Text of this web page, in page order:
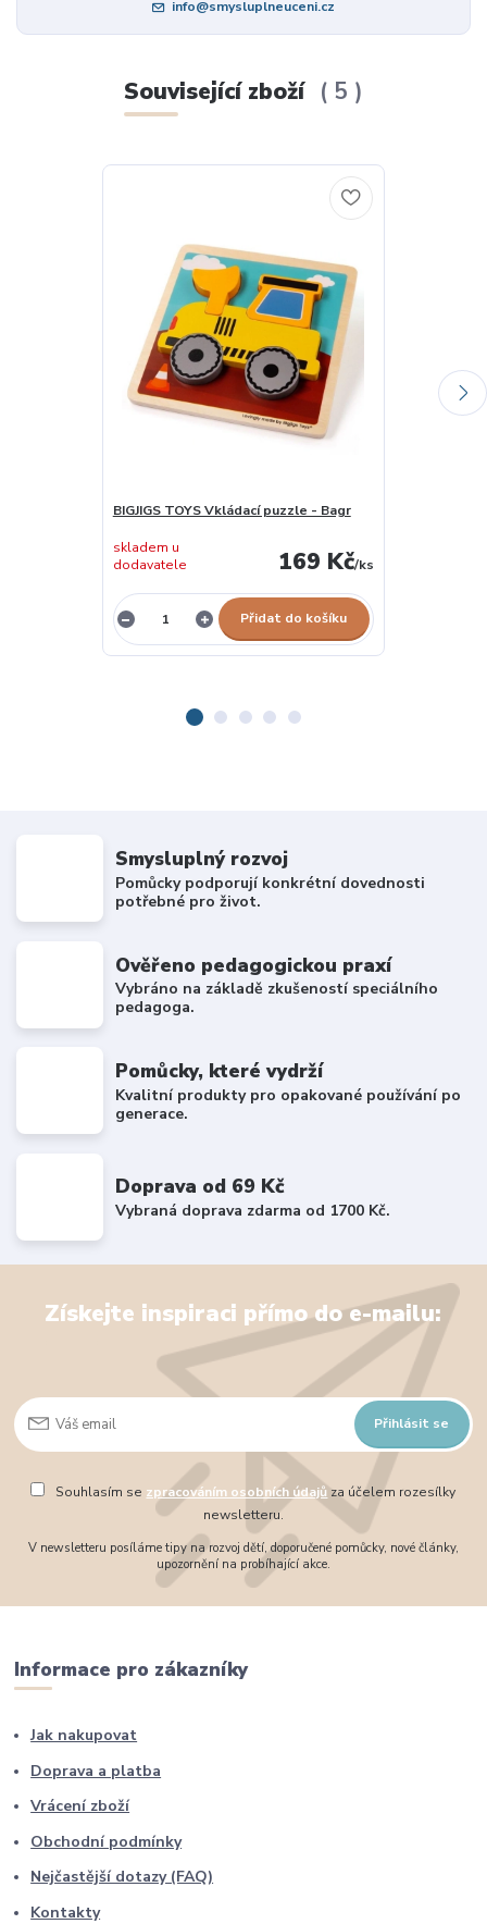
info@smysluplneuceni.cz
Související zboží 5
BIGJIGS TOYS Vkládací puzzle - Bagr
169 Kč/ks
skladem u
dodavatele
Přidat do košíku
Smysluplný rozvoj
Pomůcky podporují konkrétní dovednosti
potřebné pro život.
Ověřeno pedagogickou praxí
Vybráno na základě zkušeností speciálního
pedagoga.
Pomůcky, které vydrží
Kvalitní produkty pro opakované používání po
generace.
Doprava od 69 Kč
Vybraná doprava zdarma od 1700 Kč.
Získejte inspiraci přímo do e-mailu:
Přihlásit se
Souhlasím se zpracováním osobních údajůza účelem rozesílky
newsletteru.
V newsletteru posíláme tipy na rozvoj dětí, doporučené pomůcky, nové články,
upozornění na probíhající akce.
Informace pro zákazníky
Jak nakupovat
Doprava a platba
Vrácení zboží
Obchodní podmínky
Nejčastější dotazy (FAQ)
Kontakty